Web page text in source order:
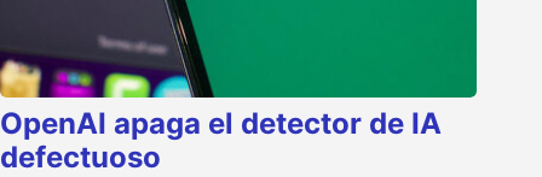
OpenAI apaga el detector de IA
defectuoso